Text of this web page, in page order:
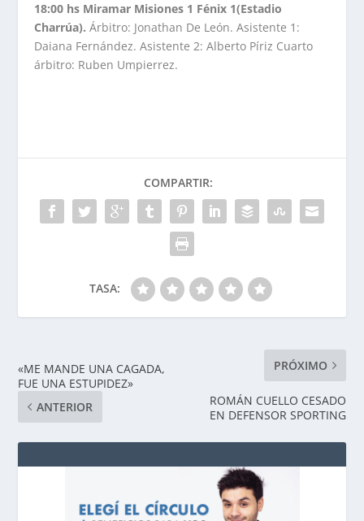
18:00 hs Miramar Misiones 1 Fénix 1(Estadio
Charrúa). Árbitro: Jonathan De León. Asistente 1:
Daiana Fernández. Asistente 2: Alberto Píriz Cuarto
árbitro: Ruben Umpierrez.
COMPARTIR:
TASA:
«ME MANDE UNA CAGADA,
FUE UNA ESTUPIDEZ»
ANTERIOR
PRÓXIMO
ROMÁN CUELLO CESADO
EN DEFENSOR SPORTING